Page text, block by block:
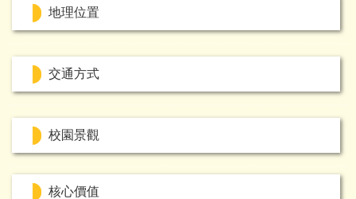
地理位置
交通方式
校園景觀
核心價值